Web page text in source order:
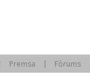
Premsa Fòrums